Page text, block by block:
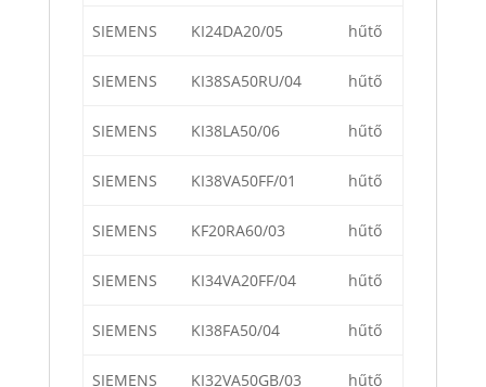
SIEMENS KI24DA20/05 hűtő
SIEMENS KI38SA50RU/04 hűtő
SIEMENS KI38LA50/06 hűtő
SIEMENS KI38VA50FF/01 hűtő
SIEMENS KF20RA60/03 hűtő
SIEMENS KI34VA20FF/04 hűtő
SIEMENS KI38FA50/04 hűtő
SIEMENS KI32VA50GB/03 hűtő